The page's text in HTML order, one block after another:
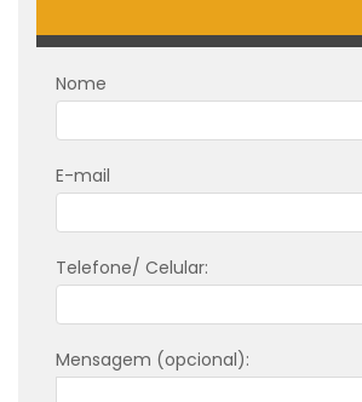
Nome
E-mail
Telefone/ Celular:
Mensagem (opcional):